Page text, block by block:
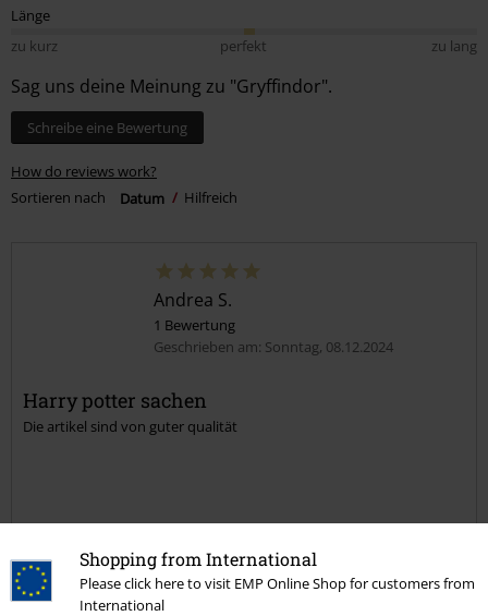
Shopping from International
Please click here to visit EMP Online Shop for customers from
International
Länge
zu kurz
perfekt zu lang
Sag uns deine Meinung zu "Gryffindor".
Schreibe eine Bewertung
How do reviews work?
Sortieren nach
Datum Hilfreich
Andrea S.
1 Bewertung
Geschrieben am: Sonntag, 08.12.2024
Harry potter sachen
Die artikel sind von guter qualität
Qualität
5
Design